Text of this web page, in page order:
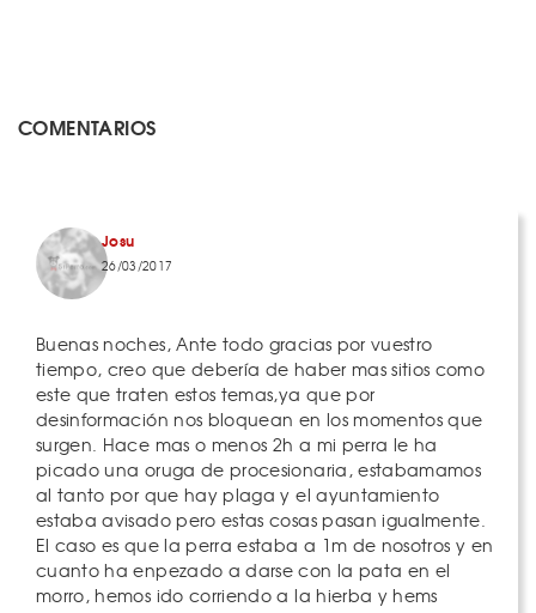
COMENTARIOS
Josu
26/03/2017
Buenas noches, Ante todo gracias por vuestro
tiempo, creo que debería de haber mas sitios como
este que traten estos temas,ya que por
desinformación nos bloquean en los momentos que
surgen. Hace mas o menos 2h a mi perra le ha
picado una oruga de procesionaria, estabamamos
al tanto por que hay plaga y el ayuntamiento
estaba avisado pero estas cosas pasan igualmente.
El caso es que la perra estaba a 1m de nosotros y en
cuanto ha enpezado a darse con la pata en el
morro, hemos ido corriendo a la hierba y hems